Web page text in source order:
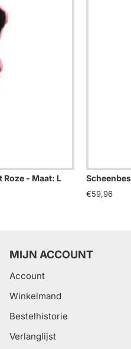
Roze - Maat: L
€59,96
MIJN ACCOUNT
Account
Winkelmand
Bestelhistorie
Verlanglijst